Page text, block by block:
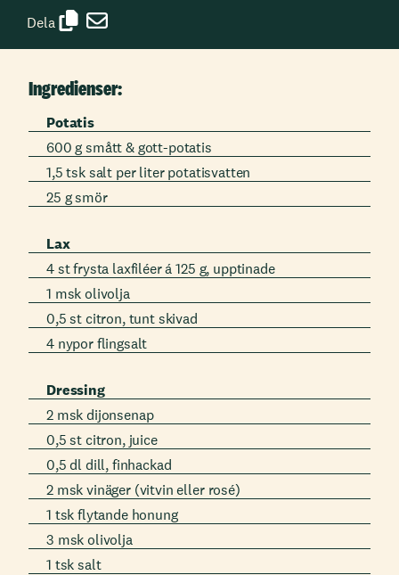
Dela
Ingredienser:
Potatis
600 g smått & gott-potatis
1,5 tsk salt per liter potatisvatten
25 g smör
Lax
4 st frysta laxfiléer á 125 g, upptinade
1 msk olivolja
0,5 st citron, tunt skivad
4 nypor flingsalt
Dressing
2 msk dijonsenap
0,5 st citron, juice
0,5 dl dill, finhackad
2 msk vinäger (vitvin eller rosé)
1 tsk flytande honung
3 msk olivolja
1 tsk salt